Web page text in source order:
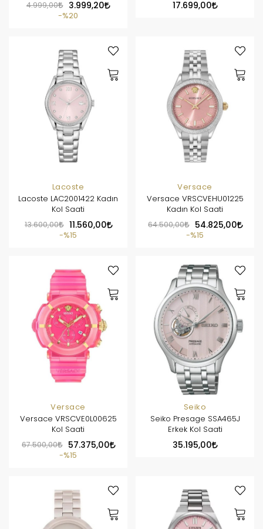
4.999,00
3.999,20
%20
17.699,00
Lacoste
Lacoste LAC2001422 Kadın
Kol Saati
13.600,00
11.560,00
%15
Versace
Versace VRSCVEHU01225
Kadın Kol Saati
64.500,00
54.825,00
%15
Versace
Versace VRSCVE0L00625
Kol Saati
67.500,00
57.375,00
%15
Seiko
Seiko Presage SSA465J
Erkek Kol Saati
35.195,00